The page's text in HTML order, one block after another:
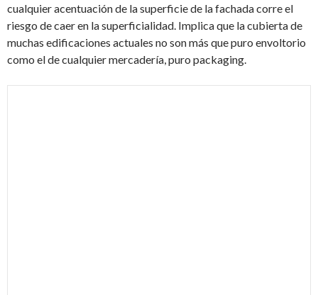
cualquier acentuación de la superficie de la fachada corre el
riesgo de caer en la superficialidad. Implica que la cubierta de
muchas edificaciones actuales no son más que puro envoltorio
como el de cualquier mercadería, puro packaging.